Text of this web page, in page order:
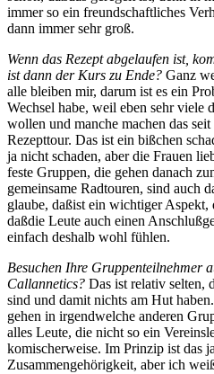
immer so ein freundschaftliches
dann immer sehr groß.
Wenn das Rezept abgelaufen ist,
ist dann der Kurs zu Ende? Ganz
alle bleiben mir, darum ist es ein
Wechsel habe, weil eben sehr viele
wollen und manche machen das
Rezepttour. Das ist ein bißchen
ja nicht schaden, aber die Frauen
feste Gruppen, die gehen danach
gemeinsame Radtouren, sind auch
glaube, daßist ein wichtiger Aspekt,
daßdie Leute auch einen
einfach deshalb wohl fühlen.
Besuchen Ihre Gruppenteilnehmer
Callannetics? Das ist relativ selten,
sind und damit nichts am Hut
gehen in irgendwelche anderen
alles Leute, die nicht so ein
komischerweise. Im Prinzip ist das
Zusammengehörigkeit, aber ich